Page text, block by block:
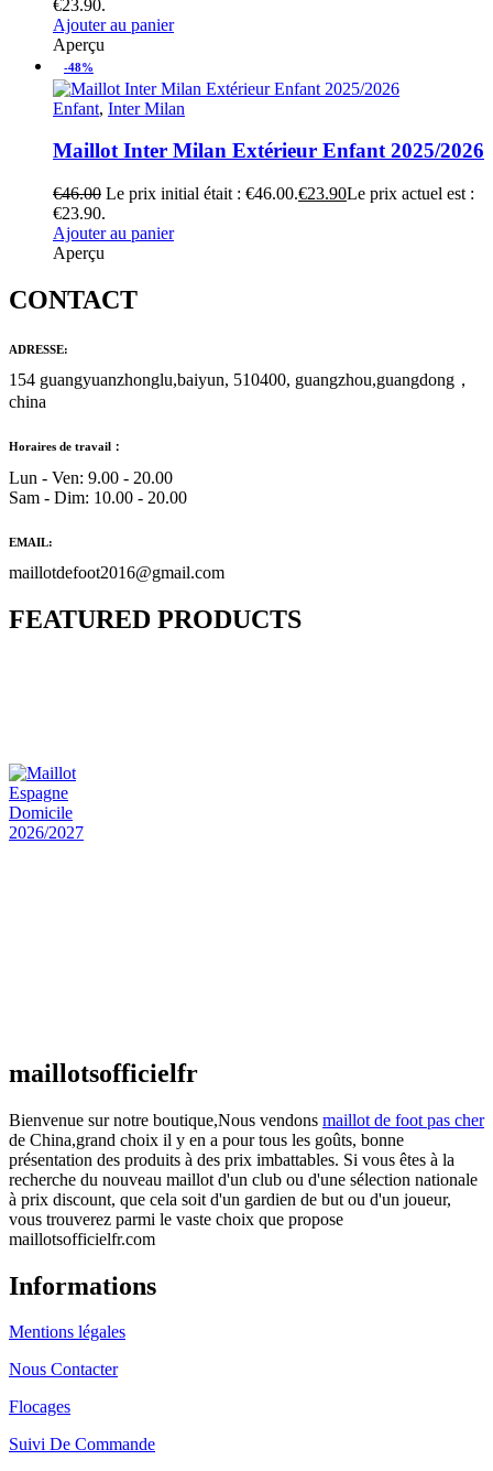
€23.90.
Ajouter au panier
Aperçu
-48%
Enfant, Inter Milan
Maillot Inter Milan Extérieur Enfant 2025/2026
€46.00 Le prix initial était : €46.00.€23.90Le prix actuel est :
€23.90.
Ajouter au panier
Aperçu
CONTACT
ADRESSE:
154 guangyuanzhonglu,baiyun, 510400, guangzhou,guangdong，
china
Horaires de travail：
Lun - Ven: 9.00 - 20.00
Sam - Dim: 10.00 - 20.00
EMAIL:
maillotdefoot2016@gmail.com
FEATURED PRODUCTS
maillotsofficielfr
Bienvenue sur notre boutique,Nous vendons maillot de foot pas cher
de China,grand choix il y en a pour tous les goûts, bonne
présentation des produits à des prix imbattables. Si vous êtes à la
recherche du nouveau maillot d'un club ou d'une sélection nationale
à prix discount, que cela soit d'un gardien de but ou d'un joueur,
vous trouverez parmi le vaste choix que propose
maillotsofficielfr.com
Informations
Mentions légales
Nous Contacter
Flocages
Suivi De Commande